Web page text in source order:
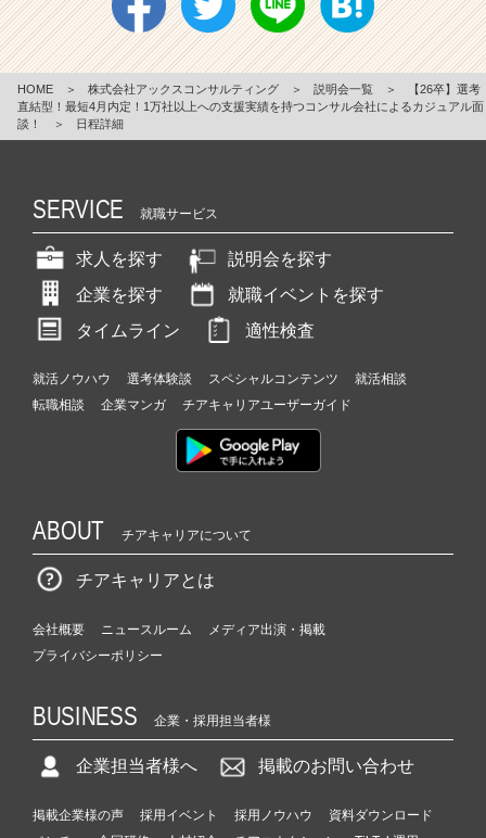
HOME ＞ 株式会社アックスコンサルティング ＞ 説明会一覧 ＞
【26卒】選考
直結型！最短4月内定！1万社以上への支援実績を持つコンサル会社によるカジュアル面
談！
＞ 日程詳細
SERVICE 就職サービス
求人を探す
説明会を探す
企業を探す
就職イベントを探す
タイムライン
適性検査
就活ノウハウ 選考体験談 スペシャルコンテンツ
就活相談
転職相談
企業マンガ チアキャリアユーザーガイド
ABOUT チアキャリアについて
チアキャリアとは
会社概要 ニュースルーム
メディア出演・掲載
プライバシーポリシー
BUSINESS 企業・採用担当者様
企業担当者様へ 掲載のお問い合わせ
掲載企業様の声 採用イベント 採用ノウハウ
資料ダウンロード